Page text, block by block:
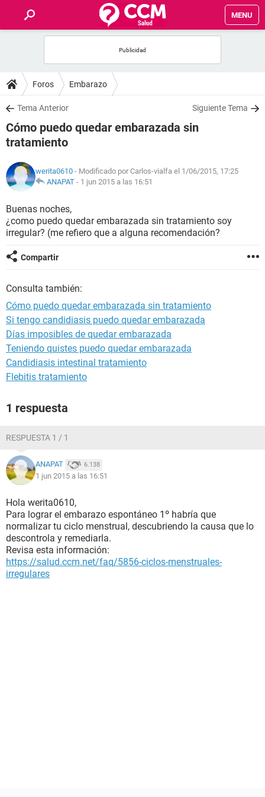
MENU
FOROS
SALUD
FAMILIA
NUTRICIÓN
SEXUALIDAD
GLOSARIO
Foros Embarazo
Tema Anterior Siguiente Tema
Cómo puedo quedar embarazada sin
tratamiento
werita0610 - Modificado por Carlos-vialfa el 1/06/2015, 17:25
ANAPAT - 1 jun 2015 a las 16:51
Buenas noches,
¿como puedo quedar embarazada sin tratamiento soy
irregular? (me refiero que a alguna recomendación?
Compartir
Consulta también:
Cómo puedo quedar embarazada sin tratamiento
Si tengo candidiasis puedo quedar embarazada
Días imposibles de quedar embarazada
Teniendo quistes puedo quedar embarazada
Candidiasis intestinal tratamiento
Flebitis tratamiento
1 respuesta
RESPUESTA 1 / 1
ANAPAT 6.138
1 jun 2015 a las 16:51
Hola werita0610,
Para lograr el embarazo espontáneo 1º habría que
normalizar tu ciclo menstrual, descubriendo la causa que lo
descontrola y remediarla.
Revisa esta información:
https://salud.ccm.net/faq/5856-ciclos-menstruales-
irregulares